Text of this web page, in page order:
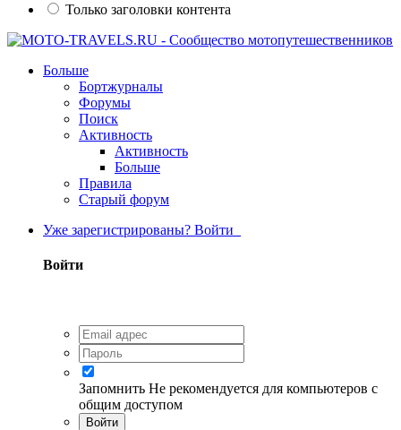
Только заголовки контента
Больше
Бортжурналы
Форумы
Поиск
Активность
Активность
Больше
Правила
Старый форум
Уже зарегистрированы? Войти
Войти
Запомнить Не рекомендуется для компьютеров с
общим доступом
Войти